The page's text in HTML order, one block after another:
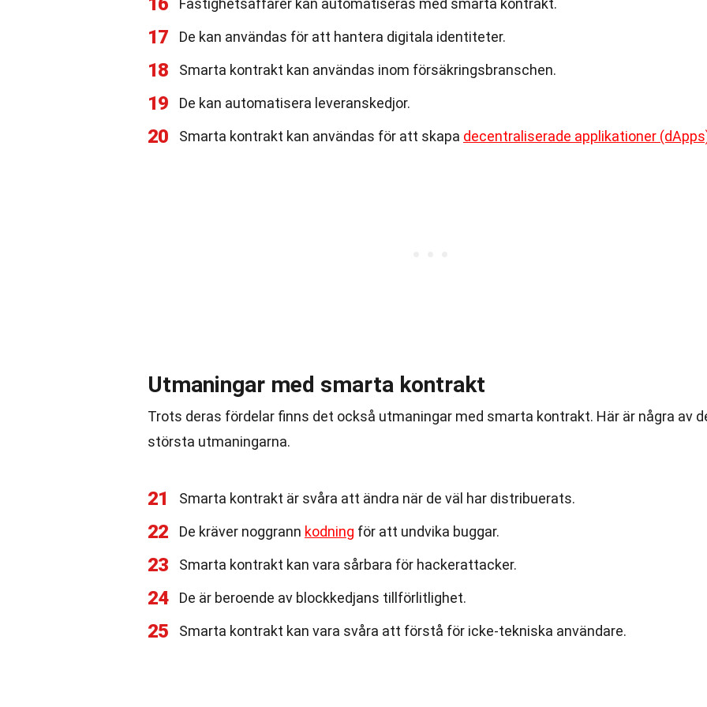
Fastighetsaffärer kan automatiseras med smarta kontrakt.
17 De kan användas för att hantera digitala identiteter.
18 Smarta kontrakt kan användas inom försäkringsbranschen.
19 De kan automatisera leveranskedjor.
20 Smarta kontrakt kan användas för att skapa decentraliserade applikationer
Utmaningar med smarta kontrakt
Trots deras fördelar finns det också utmaningar med smarta kontrakt. Här är några av
största utmaningarna.
21 Smarta kontrakt är svåra att ändra när de väl har distribuerats.
22 De kräver noggrann kodning för att undvika buggar.
23 Smarta kontrakt kan vara sårbara för hackerattacker.
24 De är beroende av blockkedjans tillförlitlighet.
25 Smarta kontrakt kan vara svåra att förstå för icke-tekniska användare.